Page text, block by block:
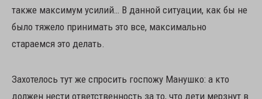
также максимум усилий… В данной ситуации, как бы не
было тяжело принимать это все, максимально
стараемся это делать.
Захотелось тут же спросить госпожу Манушко: а кто
должен нести ответственность за то, что дети мерзнут в